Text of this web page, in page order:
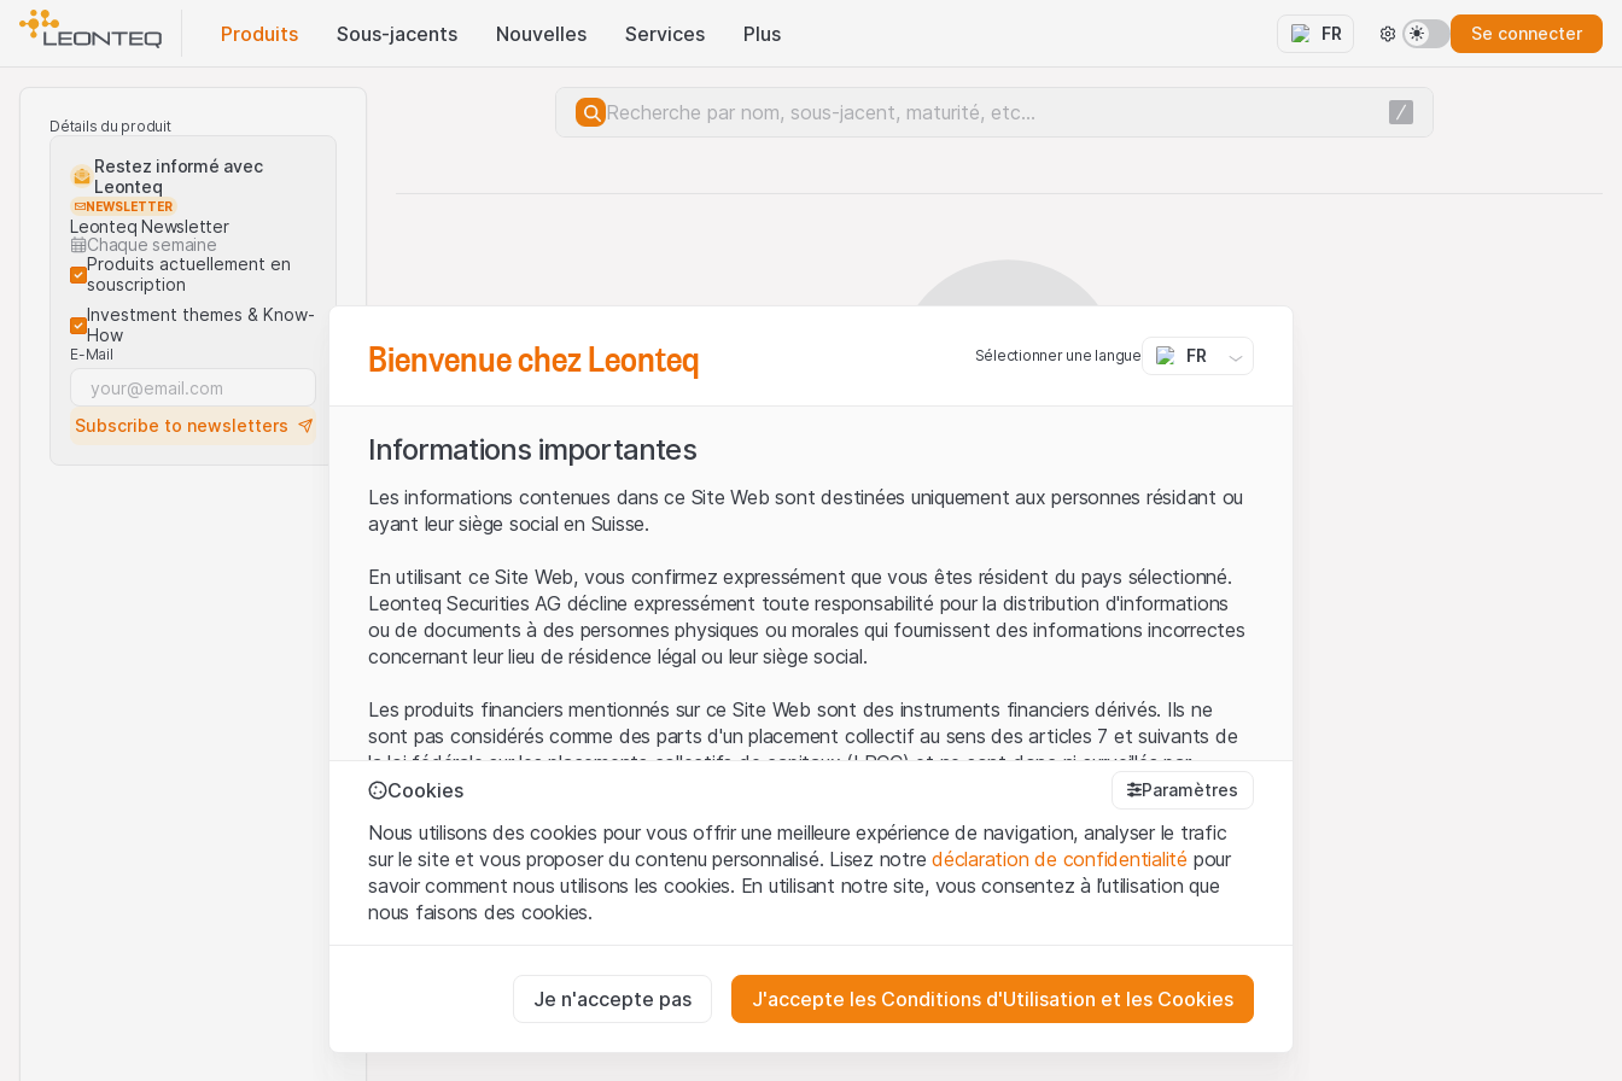
Produits Sous-jacents Nouvelles Services Plus FR Se connecter
Détails du produit
Restez informé avec
Leonteq
NEWSLETTER
Leonteq Newsletter
Chaque semaine
Produits actuellement en
souscription
Investment themes & Know-
How
E-Mail
Subscribe to newsletters
Bienvenue chez Leonteq Sélectionner une langue FR
Informations importantes
Les informations contenues dans ce Site Web sont destinées uniquement aux personnes résidant ou
ayant leur siège social en Suisse.
En utilisant ce Site Web, vous confirmez expressément que vous êtes résident du pays sélectionné.
Leonteq Securities AG décline expressément toute responsabilité pour la distribution d'informations
ou de documents à des personnes physiques ou morales qui fournissent des informations incorrectes
concernant leur lieu de résidence légal ou leur siège social.
Les produits financiers mentionnés sur ce Site Web sont des instruments financiers dérivés. Ils ne
sont pas considérés comme des parts d'un placement collectif au sens des articles 7 et suivants de
la loi fédérale sur les placements collectifs de capitaux (LPCC) et ne sont donc ni surveillés par
l'Autorité fédérale de surveillance des marchés financiers (FINMA) ni enregistrés auprès de la FINMA.
Conditions d'utilisation et informations juridiques
En utilisant le Site Web de Leonteq Securities AG (ci-après "Site Web"), vous confirmez que vous
avez compris et que vous acceptez les informations juridiques, les notes importantes et les
Tous les droits de propriété intellectuelle (par exemple, les droits d'auteur, de conception et de
Cookies Paramètres
Nous utilisons des cookies pour vous offrir une meilleure expérience de navigation, analyser le trafic
sur le site et vous proposer du contenu personnalisé. Lisez notredéclaration de confidentialité pour
savoir comment nous utilisons les cookies. En utilisant notre site, vous consentez à l’utilisation que
nous faisons des cookies.
Ces cookies sont nécessaires au bon fonctionnement du site Internet et ne peuvent pas être désactivés.
Je n'accepte pas J'accepte les Conditions d'Utilisation et les Cookies